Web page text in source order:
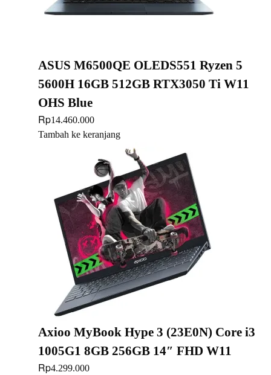
ASUS M6500QE OLEDS551 Ryzen 5
5600H 16GB 512GB RTX3050 Ti W11
OHS Blue
Rp14.460.000
Tambah ke keranjang
Axioo MyBook Hype 3 (23E0N) Core i3
1005G1 8GB 256GB 14″ FHD W11
Rp4.299.000